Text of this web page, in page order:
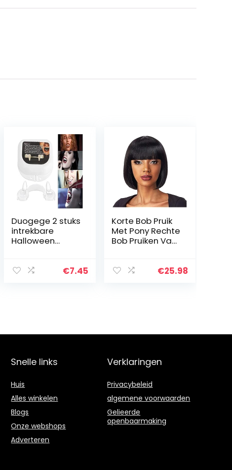
Duogege 2 stuks
intrekbare
Halloween
intrekbare
€7.45
Korte Bob Pruik
Met Pony Rechte
Bob Pruiken Van
Geen Lace Front
€25.98
Snelle links
Huis
Alles winkelen
Blogs
Onze webshops
Adverteren
Verklaringen
Privacybeleid
algemene voorwaarden
Gelieerde
openbaarmaking